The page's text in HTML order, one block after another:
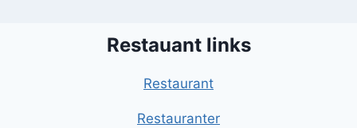
Restauant links
Restaurant
Restauranter